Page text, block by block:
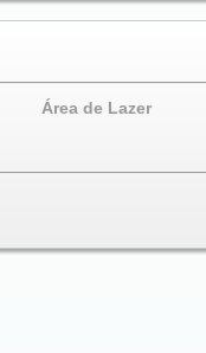
Área de Lazer